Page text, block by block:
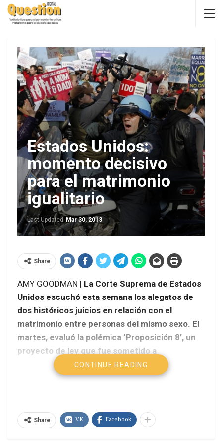
Estados Unidos:
momento decisivo
para el matrimonio
igualitario
Last Updated Mar 30, 2013
Share
AMY GOODMAN | La Corte Suprema de Estados
Unidos escuchó esta semana los alegatos de
dos históricos juicios en relación con el
matrimonio entre personas del mismo sexo. El
martes, evaluó la polémica ‘Proposición 8’, un
proyecto de ley que fue sometido a
referéndum en el estado de California, que
prohibió el matrimonio entre personas del
Defensa del Matrimonio (DOMA, por sus siglas
en inglés), denominado ‘Estados Unidos contra
CONTINUE READING
Share VK Facebook